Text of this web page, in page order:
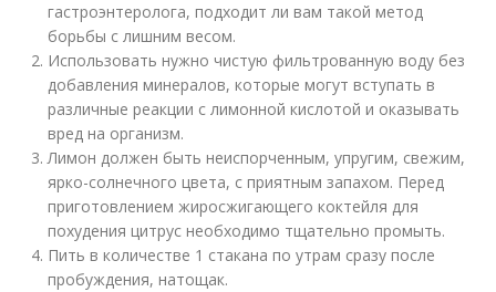
гастроэнтеролога, подходит ли вам такой метод
борьбы с лишним весом.
Использовать нужно чистую фильтрованную воду без
добавления минералов, которые могут вступать в
различные реакции с лимонной кислотой и оказывать
вред на организм.
Лимон должен быть неиспорченным, упругим, свежим,
ярко-солнечного цвета, с приятным запахом. Перед
приготовлением жиросжигающего коктейля для
похудения цитрус необходимо тщательно промыть.
Пить в количестве 1 стакана по утрам сразу после
пробуждения, натощак.